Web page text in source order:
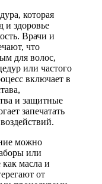
которая
и здоровье
Врачи и
что
для волос,
или частого
включает в
и защитные
запечатать
можно
или
масла и
от